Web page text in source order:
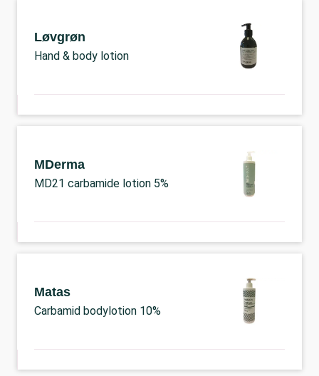
Løvgrøn
Hand & body lotion
MDerma
MD21 carbamide lotion 5%
Matas
Carbamid bodylotion 10%